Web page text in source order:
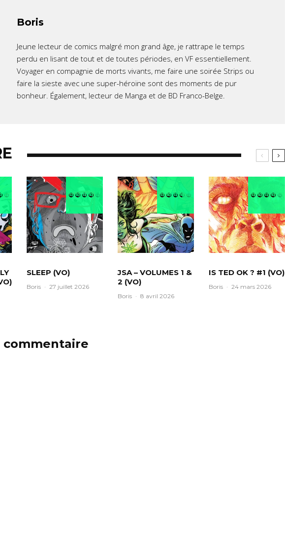
Boris
Jeune lecteur de comics malgré mon grand âge, je rattrape le temps
perdu en lisant de tout et de toutes périodes, en VF essentiellement.
Voyager en compagnie de morts vivants, me faire une soirée Strips ou
faire la sieste avec une super-héroïne sont des moments de pur
bonheur. Également, lecteur de Manga et de BD Franco-Belge.
SLEEP (VO)
Boris · 27 juillet 2026
JSA – VOLUMES 1 &
2 (VO)
Boris · 8 avril 2026
IS TED OK ? #1 (VO)
Boris · 24 mars 2026
commentaire